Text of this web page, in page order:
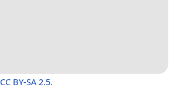
CC BY-SA 2.5.